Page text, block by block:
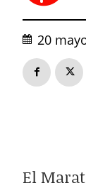
20
El